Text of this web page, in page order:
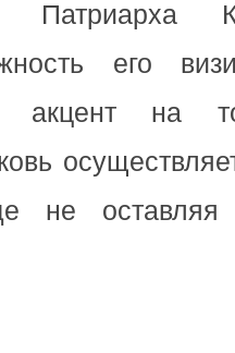
Патриарха
его
акцент на
не